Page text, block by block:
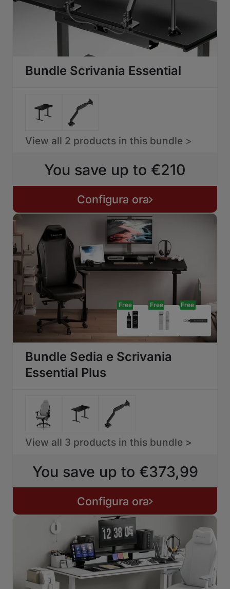
Bundle Scrivania Essential
View all 2 products in this bundle >
You save up to €210
Configura ora
Free Free Free
Bundle Sedia e Scrivania
Essential Plus
View all 3 products in this bundle >
You save up to €373,99
Configura ora